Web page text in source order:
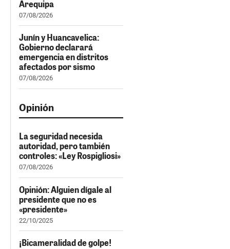
Arequipa
07/08/2026
Junín y Huancavelica:
Gobierno declarará
emergencia en distritos
afectados por sismo
07/08/2026
Opinión
La seguridad necesida
autoridad, pero también
controles: «Ley Rospigliosi»
07/08/2026
Opinión: Alguien dígale al
presidente que no es
«presidente»
22/10/2025
¡Bicameralidad de golpe!